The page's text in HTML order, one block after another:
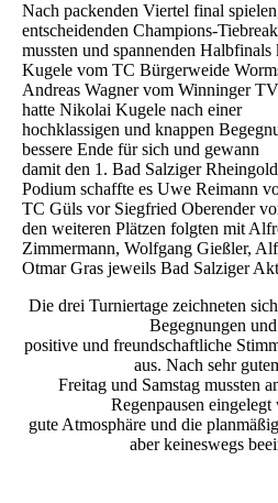
Nach packenden Viertel final
entscheidenden Champions-
mussten und spannenden
Kugele vom TC Bürgerweide
Andreas Wagner vom Winninger
hatte Nikolai Kugele nach einer
hochklassigen und knappen
bessere Ende für sich und gewann
damit den 1. Bad Salziger
Podium schaffte es Uwe Reimann
TC Güls vor Siegfried Oberender
den weiteren Plätzen folgten mit
Zimmermann, Wolfgang Gießler,
Otmar Gras jeweils Bad Salziger
Die drei Turniertage zeichneten
Begegnungen
positive und freundschaftliche
aus. Nach sehr
Freitag und Samstag mussten
Regenpausen
gute Atmosphäre und die
aber keineswegs